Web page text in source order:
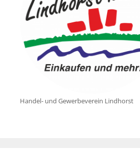
Handel- und Gewerbeverein Lindhorst